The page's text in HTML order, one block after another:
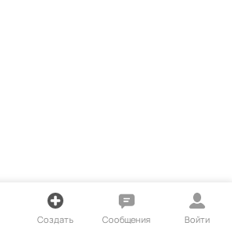
Создать Сообщения Войти